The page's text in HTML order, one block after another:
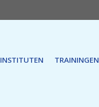
INSTITUTEN TRAININGEN